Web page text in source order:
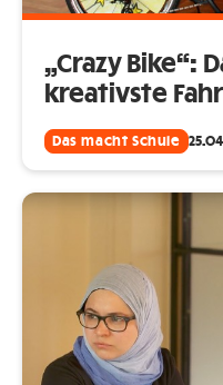
„Crazy Bike“:
kreativste
Das macht Schule